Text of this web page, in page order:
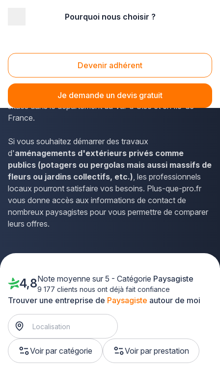
Pourquoi nous choisir ?
Devenir adhérent
Je demande un devis gratuit
Paysagiste Argenteuil (95100)
Avec plus-que-pro.fr, les habitants d'Argenteuil peuvent
facilement trouver les coordonnées des paysagistes
situés dans le département du Val-d'Oise et en Île-de-
France.
Si vous souhaitez démarrer des travaux
d'aménagements d'extérieurs privés comme
publics (potagers ou pergolas mais aussi massifs de
fleurs ou jardins collectifs, etc.), les professionnels
locaux pourront satisfaire vos besoins. Plus-que-pro.fr
vous donne accès aux informations de contact de
nombreux paysagistes pour vous permettre de comparer
leurs offres.
Trouver une entreprise de Paysagiste autour de moi
Voir par catégorie Voir par prestation
4,8Note moyenne sur 5 - Catégorie Paysagiste
9 177 clients nous ont déjà fait confiance